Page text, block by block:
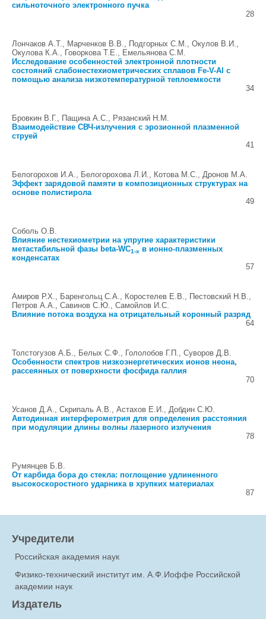
сильноточного электронного пучка
28
Лончаков А.Т., Марченков В.В., Подгорных С.М., Окулов В.И.,
Окулова К.А., Говоркова Т.Е., Емельянова С.М.
Исследование особенностей электронной плотности
состояний слабонестехиометрических сплавов Fe-V-Al с
помощью анализа низкотемпературной теплоемкости
34
Бровкин В.Г., Пащина А.С., Рязанский Н.М.
Взаимодействие СВЧ-излучения с эрозионной плазменной
струей
41
Белогорохов И.А., Белогорохова Л.И., Котова М.С., Дронов М.А.
Эффект зарядовой памяти в композиционных структурах на
основе полистирола
49
Соболь О.В.
Влияние нестехиометрии на упругие характеристики
метастабильной фазы beta-WC1-x в ионно-плазменных
конденсатах
57
Амиров Р.Х., Баренгольц С.А., Коростелев Е.В., Пестовский Н.В.,
Петров А.А., Савинов С.Ю., Самойлов И.С.
Влияние потока воздуха на отрицательный коронный разряд
64
Толстогузов А.Б., Белых С.Ф., Гололобов Г.П., Суворов Д.В.
Особенности спектров низкоэнергетических ионов неона,
рассеянных от поверхности фосфида галлия
70
Усанов Д.А., Скрипаль А.В., Астахов Е.И., Добдин С.Ю.
Автодинная интерферометрия для определения расстояния
при модуляции длины волны лазерного излучения
78
Румянцев Б.В.
От карбида бора до стекла: поглощение удлиненного
высокоскоростного ударника в хрупких материалах
87
Учредители
Российская академия наук
Физико-технический институт им. А.Ф.Иоффе Российской
академии наук
Издатель